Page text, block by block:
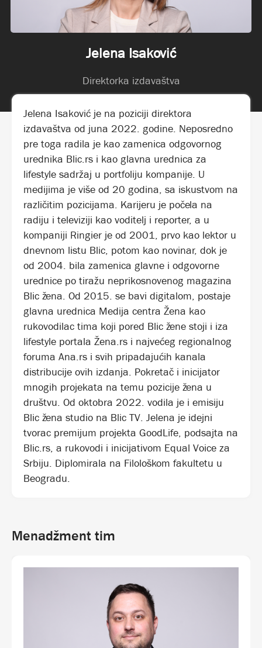
Jelena Isaković
Direktorka izdavaštva
Jelena Isaković je na poziciji direktora
izdavaštva od juna 2022. godine. Neposredno
pre toga radila je kao zamenica odgovornog
urednika Blic.rs i kao glavna urednica za
lifestyle sadržaj u portfoliju kompanije. U
medijima je više od 20 godina, sa iskustvom na
različitim pozicijama. Karijeru je počela na
radiju i televiziji kao voditelj i reporter, a u
kompaniji Ringier je od 2001, prvo kao lektor u
dnevnom listu Blic, potom kao novinar, dok je
od 2004. bila zamenica glavne i odgovorne
urednice po tiražu neprikosnovenog magazina
Blic žena. Od 2015. se bavi digitalom, postaje
glavna urednica Medija centra Žena kao
rukovodilac tima koji pored Blic žene stoji i iza
lifestyle portala Žena.rs i najvećeg regionalnog
foruma Ana.rs i svih pripadajućih kanala
distribucije ovih izdanja. Pokretač i inicijator
mnogih projekata na temu pozicije žena u
društvu. Od oktobra 2022. vodila je i emisiju
Blic žena studio na Blic TV. Jelena je idejni
tvorac premijum projekta GoodLife, podsajta na
Blic.rs, a rukovodi i inicijativom Equal Voice za
Srbiju. Diplomirala na Filološkom fakultetu u
Beogradu.
Menadžment tim